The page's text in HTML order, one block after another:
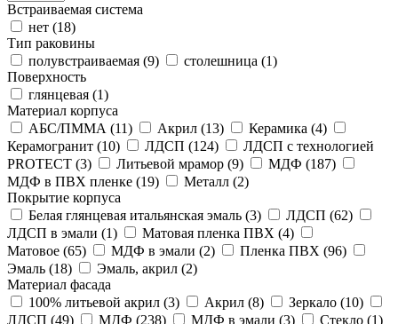
Встраиваемая система
нет (18)
Тип раковины
полувстраиваемая (9) столешница (1)
Поверхность
глянцевая (1)
Материал корпуса
АБС/ПММА (11) Акрил (13) Керамика (4)
Керамогранит (10) ЛДСП (124)
ЛДСП с технологией
PROTECT (3) Литьевой мрамор (9) МДФ (187)
МДФ в ПВХ пленке (19) Металл (2)
Покрытие корпуса
Белая глянцевая итальянская эмаль (3) ЛДСП (62)
ЛДСП в эмали (1) Матовая пленка ПВХ (4)
Матовое (65) МДФ в эмали (2) Пленка ПВХ (96)
Эмаль (18) Эмаль, акрил (2)
Материал фасада
100% литьевой акрил (3) Акрил (8) Зеркало (10)
ЛДСП (49) МДФ (238) МДФ в эмали (3) Стекло (1)